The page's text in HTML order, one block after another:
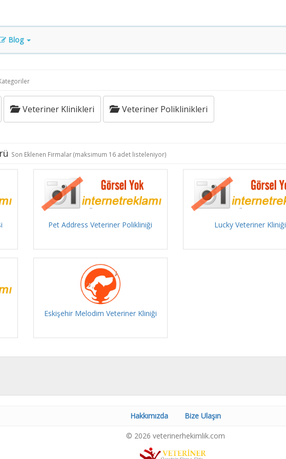
Blog
Veteriner Klinikleri Veteriner Poliklinikleri
Son Eklenen Firmalar (maksimum 16 adet listeleniyor)
Pet Address Veteriner Polikliniği Lucky Veteriner Kliniği
Eskişehir Melodim Veteriner Kliniği
Hakkımızda Bize Ulaşın
© 2026 veterinerhekimlik.com